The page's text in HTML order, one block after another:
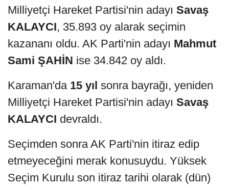
Milliyetçi Hareket Partisi'nin adayı Savaş
KALAYCI, 35.893 oy alarak seçimin
kazananı oldu. AK Parti'nin adayı Mahmut
Sami ŞAHİN ise 34.842 oy aldı.
Karaman'da 15 yıl sonra bayrağı, yeniden
Milliyetçi Hareket Partisi'nin adayı Savaş
KALAYCI devraldı.
Seçimden sonra AK Parti'nin itiraz edip
etmeyeceğini merak konusuydu. Yüksek
Seçim Kurulu son itiraz tarihi olarak (dün)